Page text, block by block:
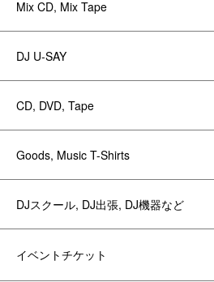
Mix CD, Mix Tape
DJ U-SAY
CD, DVD, Tape
Goods, Music T-Shirts
DJスクール, DJ出張, DJ機器など
イベントチケット